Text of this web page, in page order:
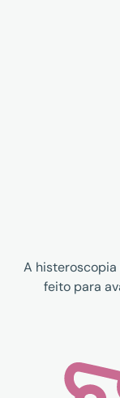
A histeroscopia
feito para